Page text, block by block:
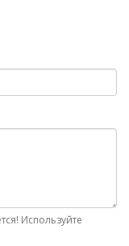
Используйте